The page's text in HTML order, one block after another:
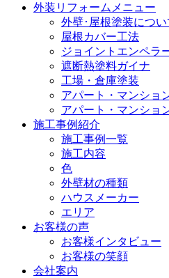
外装リフォームメニュー
外壁･屋根塗装につい
屋根カバー工法
ジョイントエンペラ
遮断熱塗料ガイナ
工場・倉庫塗装
アパート・マンショ
アパート・マンショ
施工事例紹介
施工事例一覧
施工内容
色
外壁材の種類
ハウスメーカー
エリア
お客様の声
お客様インタビュー
お客様の笑顔
会社案内